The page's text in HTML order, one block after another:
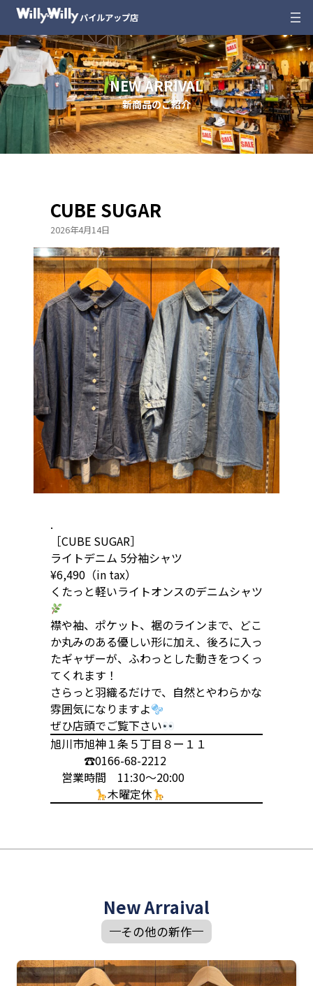
を
ス
キ
ッ
プ
パイルアップ店
NEW ARRIVAL
新商品のご紹介
CUBE SUGAR
2026年4月14日
.
［CUBE SUGAR］
ライトデニム 5分袖シャツ
¥6,490（in tax）
くたっと軽いライトオンスのデニムシャツ
襟や袖、ポケット、裾のラインまで、どこ
か丸みのある優しい形に加え、後ろに入っ
たギャザーが、ふわっとした動きをつくっ
てくれます！
さらっと羽織るだけで、自然とやわらかな
雰囲気になりますよ
ぜひ店頭でご覧下さい
旭川市旭神１条５丁目８ー１１
☎︎0166-68-2212
営業時間 11:30〜20:00
木曜定休
New Arraival
その他の新作